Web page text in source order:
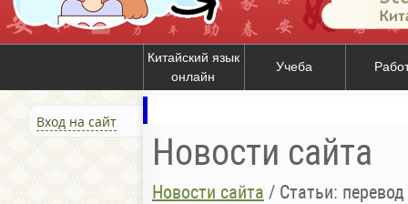
Китайский язык
онлайн
Учеба
Вход на сайт
Новости сайта
Новости сайта / Статьи: